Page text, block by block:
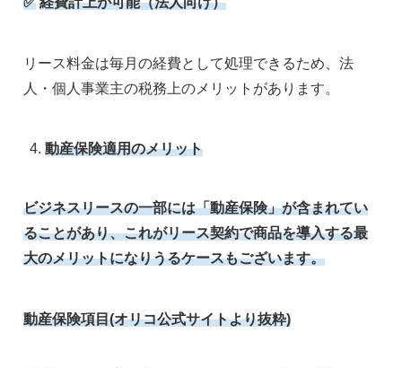
リース料金は毎月の経費として処理できるため、法
人・個人事業主の税務上のメリットがあります。
動産保険適用のメリット
ビジネスリースの一部には「動産保険」が含まれてい
ることがあり、これがリース契約で商品を導入する最
大のメリットになりうるケースもございます。
動産保険項目(オリコ公式サイトより抜粋)